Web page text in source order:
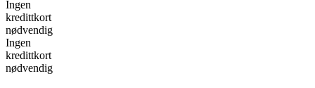
Ingen
kredittkort
nødvendig
Ingen
kredittkort
nødvendig